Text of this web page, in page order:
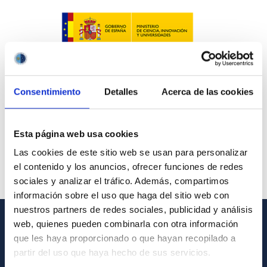
Consentimiento Detalles Acerca de las cookies
Esta página web usa cookies
Las cookies de este sitio web se usan para personalizar
el contenido y los anuncios, ofrecer funciones de redes
sociales y analizar el tráfico. Además, compartimos
información sobre el uso que haga del sitio web con
nuestros partners de redes sociales, publicidad y análisis
web, quienes pueden combinarla con otra información
que les haya proporcionado o que hayan recopilado a
partir del uso que haya hecho de sus servicios.
GENERAL INFORMATION
Contact